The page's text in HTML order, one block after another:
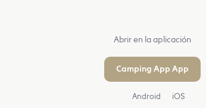
Abrir en la aplicación
Camping App App
Android iOS